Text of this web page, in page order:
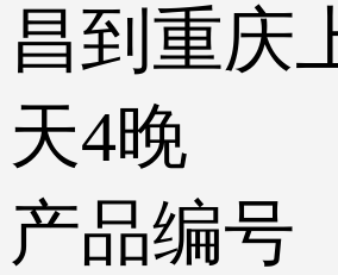
昌到重庆
天4晚
产品编号